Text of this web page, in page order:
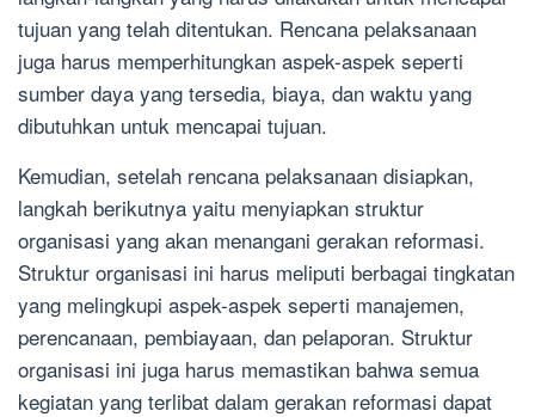
tujuan yang telah ditentukan. Rencana pelaksanaan
juga harus memperhitungkan aspek-aspek seperti
sumber daya yang tersedia, biaya, dan waktu yang
dibutuhkan untuk mencapai tujuan.
Kemudian, setelah rencana pelaksanaan disiapkan,
langkah berikutnya yaitu menyiapkan struktur
organisasi yang akan menangani gerakan reformasi.
Struktur organisasi ini harus meliputi berbagai tingkatan
yang melingkupi aspek-aspek seperti manajemen,
perencanaan, pembiayaan, dan pelaporan. Struktur
organisasi ini juga harus memastikan bahwa semua
kegiatan yang terlibat dalam gerakan reformasi dapat